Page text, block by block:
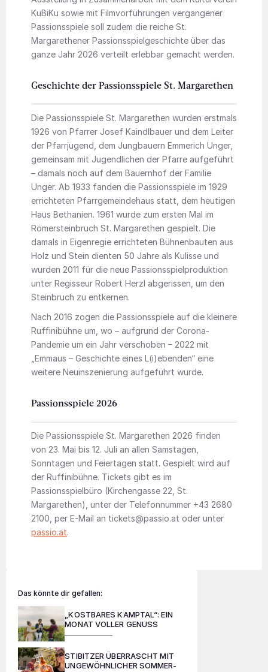
KuBiKu sowie mit Filmvorführungen vergangener
Passionsspiele soll zudem die reiche St.
Margarethener Passionsspielgeschichte über das
ganze Jahr 2026 verteilt erlebbar gemacht werden.
Geschichte der Passionsspiele St. Margarethen
Die Passionsspiele St. Margarethen wurden erstmals
1926 von Pfarrer Josef Kaindlbauer und dem Leiter
der Pfarrjugend, dem Jungbauern Emmerich Unger,
gemeinsam mit Jugendlichen der Pfarre aufgeführt
– damals noch auf dem Bauernhof der Familie
Unger. Ab 1933 fanden die Passionsspiele im 1929
errichteten Pfarrgemeindehaus statt, dem heutigen
Haus Bethanien. 1961 wurde zum ersten Mal im
Römersteinbruch St. Margarethen gespielt. Die
damals in Eigenregie errichteten Bühnenbauten aus
Holz und Stein dienten 50 Jahre als Kulisse und
wurden 2011 für die neue Passionsspielproduktion
unter Regisseur Robert Herzl abgerissen, um den
Steinbruch zu entkernen.
Nach 2016 zogen die Passionsspiele auf die kleinere
Ruffinibühne um, wo – aufgrund der Corona-
Pandemie um ein Jahr verschoben – 2022 mit
„Emmaus – Geschichte eines L(i)ebenden“ eine
weitere Neuinszenierung aufgeführt wurde.
Passionsspiele 2026
Die Passionsspiele St. Margarethen 2026 finden
von 23. Mai bis 12. Juli an allen Samstagen,
Sonntagen und Feiertagen statt. Gespielt wird auf
der Ruffinibühne. Tickets gibt es im
Passionsspielbüro (Kirchengasse 22, St.
Margarethen), unter der Telefonnummer +43 2680
2100, per E-Mail an tickets@passio.at oder unter
passio.at.
Das könnte dir gefallen:
„KOSTBARES KAMPTAL“: EIN
MONAT VOLLER GENUSS
STIBITZER ÜBERRASCHT MIT
UNGEWÖHNLICHER SOMMER-